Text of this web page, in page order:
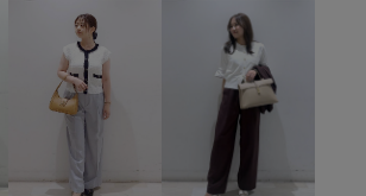
シャーリング シンプル
ジャケット スッキリ
トレッチ性 ストレッチ素材 タック
デニムスタイル デニム生地